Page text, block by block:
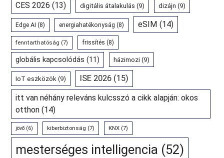
CES 2026 (13) digitális átalakulás (9) dizájn (9)
Edge AI (8) energiahatékonyság (8) eSIM (14)
fenntarthatóság (7) frissítés (8)
globális kapcsolódás (11) házimozi (9)
IoT eszközök (9) ISE 2026 (15)
itt van néhány releváns kulcsszó a cikk alapján: okos
otthon (14)
jövő (6) kiberbiztonság (7) KNX (7)
mesterséges intelligencia (52)